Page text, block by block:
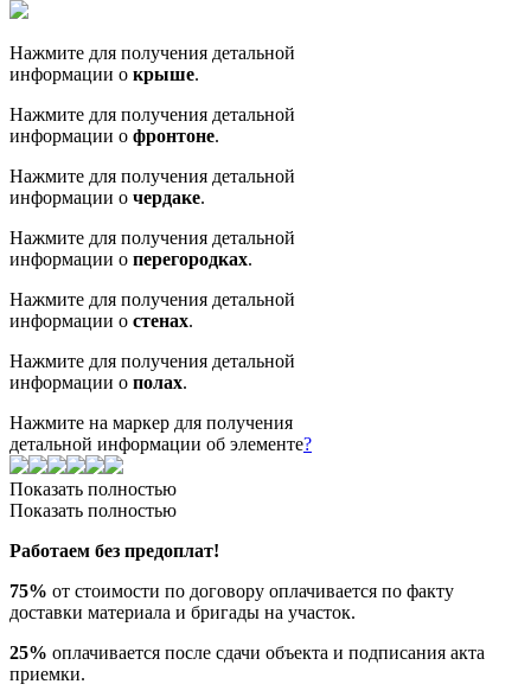
Нажмите для получения детальной
информации о крыше.
Нажмите для получения детальной
информации о фронтоне.
Нажмите для получения детальной
информации о чердаке.
Нажмите для получения детальной
информации о перегородках.
Нажмите для получения детальной
информации о стенах.
Нажмите для получения детальной
информации о полах.
Нажмите на маркер для получения
детальной информации об элементе?
Показать полностью
Показать полностью
Работаем без предоплат!
75% от стоимости по договору оплачивается по факту
доставки материала и бригады на участок.
25% оплачивается после сдачи объекта и подписания акта
приемки.